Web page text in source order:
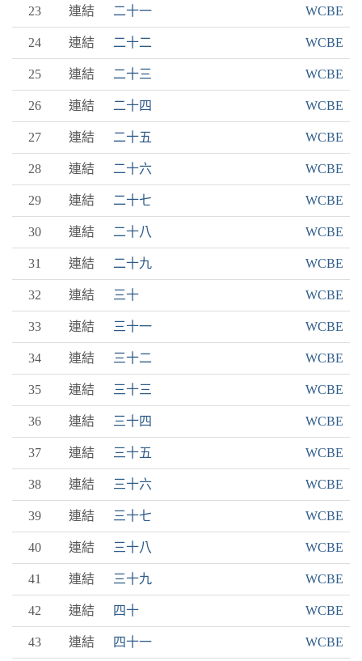
23 連結 二十一 WCBE
24 連結 二十二 WCBE
25 連結 二十三 WCBE
26 連結 二十四 WCBE
27 連結 二十五 WCBE
28 連結 二十六 WCBE
29 連結 二十七 WCBE
30 連結 二十八 WCBE
31 連結 二十九 WCBE
32 連結 三十 WCBE
33 連結 三十一 WCBE
34 連結 三十二 WCBE
35 連結 三十三 WCBE
36 連結 三十四 WCBE
37 連結 三十五 WCBE
38 連結 三十六 WCBE
39 連結 三十七 WCBE
40 連結 三十八 WCBE
41 連結 三十九 WCBE
42 連結 四十 WCBE
43 連結 四十一 WCBE